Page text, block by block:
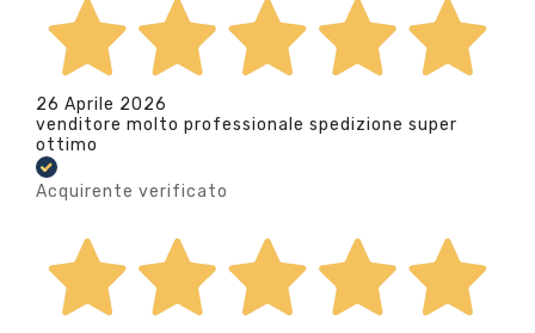
26 Aprile 2026
venditore molto professionale spedizione super
ottimo
Acquirente verificato